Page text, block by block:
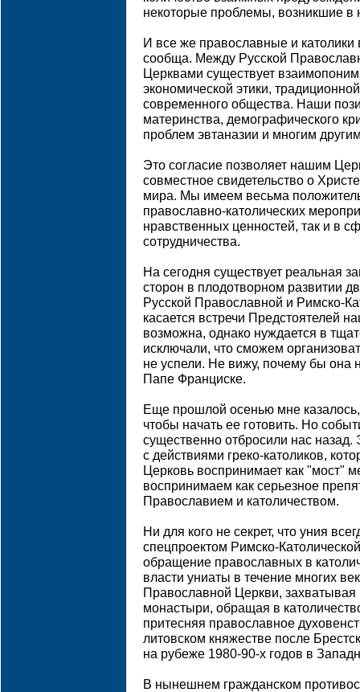
некоторые проблемы, возникшие в
И все же православные и католики
сообща. Между Русской
Церквами существует
экономической этики,
современного общества. Наши
материнства, демографического
проблем эвтаназии и многим
Это согласие позволяет нашим
совместное свидетельство о
мира. Мы имеем весьма
православно-католических
нравственных ценностей, так и в
сотрудничества.
На сегодня существует реальная
сторон в плодотворном развитии
Русской Православной и Римско-
касается встречи Предстоятелей
возможна, однако нуждается в
исключали, что сможем
не успели. Не вижу, почему бы она
Папе Франциске.
Еще прошлой осенью мне казалось,
чтобы начать ее готовить. Но
существенно отбросили нас
с действиями греко-католиков,
Церковь воспринимает как "мост"
воспринимаем как серьезное
Православием и католичеством.
Ни для кого не секрет, что уния
спецпроектом Римско-
обращение православных в
власти униаты в течение многих
Православной Церкви,
монастыри, обращая в
притесняя православное
литовском княжестве после
на рубеже 1980-90-х годов в
В нынешнем гражданском